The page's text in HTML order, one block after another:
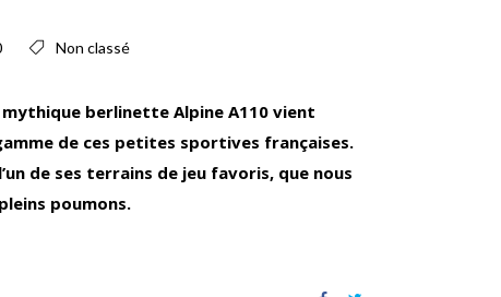
Non classé
berlinette Alpine A110 vient
de ces petites sportives françaises.
de ses terrains de jeu favoris, que nous
poumons.